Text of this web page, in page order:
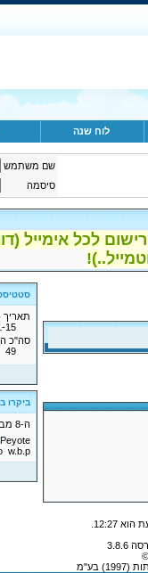
לוח שנה
שם משתמש
סיסמה
לכל אימייל
תאריך
15
סה"כ
49
ביקרו
ה-8 מבקר(ים) האחרונ(ים) לדף זה היו:
Peyote
w.b.p
12:27
בע"מ